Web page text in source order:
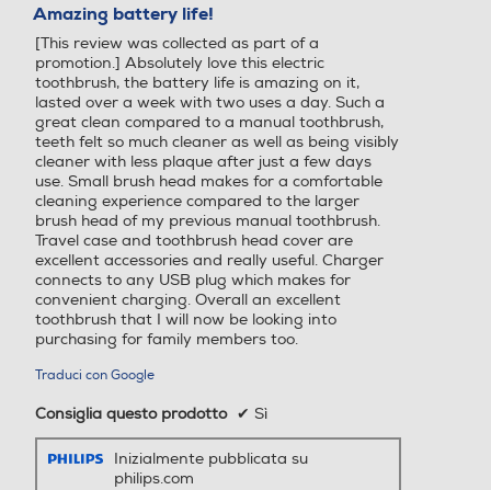
Custodia da viagg
io
Caricabatterie 1
Assorbimento
Voltaggio 100-240 V
Prestazioni di pulizia
Rimozione della pl
acca
ore*
Specifiche tecniche
NOLOGIA MAGNETICA iO p
er la migliore pulizia di Oral
-B di sempre, per una sens
azione di pulito purificante
professionale e un'incredibil
e esperienza di spazzolame
nto delicato Combina l’ESC
LUSIVA TESTINA ROTOND
A dello spazzolino Oral-B c
on DELICATE MICRO-VIBR
AZIONI, per una sensazion
e di freschezza e pulizia in b
occa. Gengive più sane al 1
00% in una settimana rispe
Y INTERATTIVO segnala le i
nformazioni principali, com
prese le modalità di spazzol
5
stelle.
Amazing battery life!
[This review was collected as part of a
promotion.] Absolutely love this electric
toothbrush, the battery life is amazing on it,
lasted over a week with two uses a day. Such a
great clean compared to a manual toothbrush,
teeth felt so much cleaner as well as being visibly
cleaner with less plaque after just a few days
use. Small brush head makes for a comfortable
cleaning experience compared to the larger
brush head of my previous manual toothbrush.
Travel case and toothbrush head cover are
excellent accessories and really useful. Charger
connects to any USB plug which makes for
convenient charging. Overall an excellent
toothbrush that I will now be looking into
purchasing for family members too.
Traduci con Google
Consiglia questo prodotto ✔ Sì
Inizialmente pubblicata su
philips.com